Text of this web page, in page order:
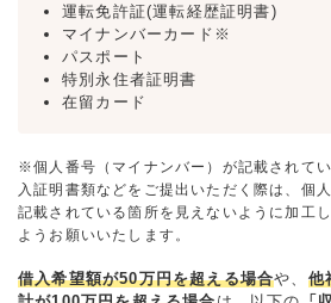
運転免許証(運転経歴証明書)
マイナンバーカード※
パスポート
特別永住者証明書
在留カード
※個人番号（マイナンバー）が記載されて
入証明書類などをご提出いただく際は、個
記載されている箇所を見えないように加工
ようお願いいたします。
借入希望額が50万円を超える場合や、 他